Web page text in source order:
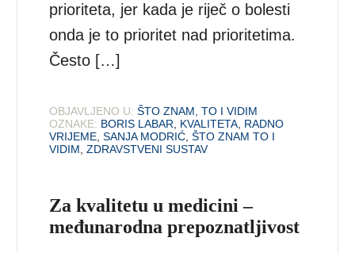
prioriteta, jer kada je riječ o bolesti
onda je to prioritet nad prioritetima.
Često […]
OBJAVLJENO U: ŠTO ZNAM, TO I VIDIM
OZNAKE: BORIS LABAR, KVALITETA, RADNO
VRIJEME,SANJA MODRIĆ,ŠTO ZNAM TO I
VIDIM,ZDRAVSTVENI SUSTAV
Za kvalitetu u medicini –
međunarodna prepoznatljivost